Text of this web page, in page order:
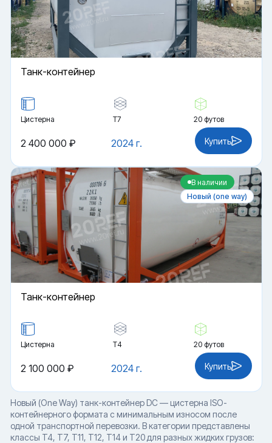
Танк-контейнер
Цистерна Т7 20 футов
2024 г.
2 400 000 ₽ Купить
В наличии
Новый (one way)
Танк-контейнер
Цистерна Т4 20 футов
2024 г.
2 100 000 ₽ Купить
Новый (One Way) танк-контейнер DC — цистерна ISO-
контейнерного формата с минимальным износом после
одной транспортной перевозки. В категории представлены
классы T4, T7, T11, T12, T14 и T20 для разных жидких грузов: